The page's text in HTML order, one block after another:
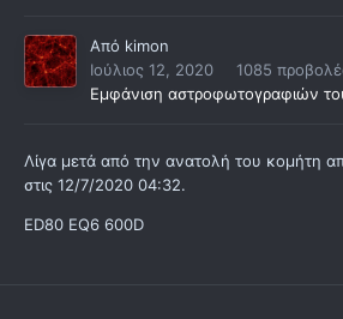
Από kimon
Ιούλιος 12, 2020
1085
Εμφάνιση αστροφωτογραφιών
Λίγα μετά από την ανατολή του κομήτη
στις 12/7/2020 04:32.
ED80 EQ6 600D